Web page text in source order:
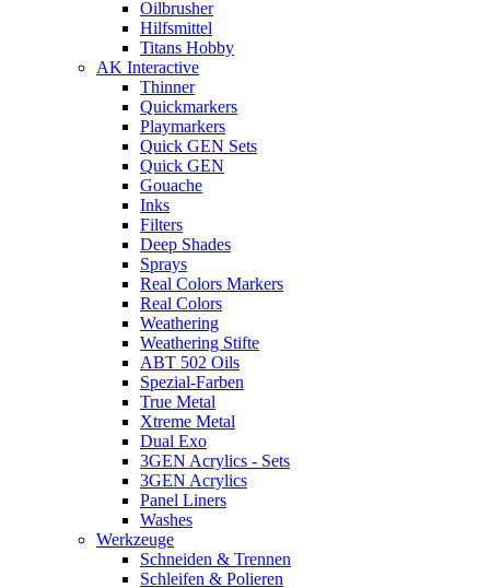
Oilbrusher
Hilfsmittel
Titans Hobby
AK Interactive
Thinner
Quickmarkers
Playmarkers
Quick GEN Sets
Quick GEN
Gouache
Inks
Filters
Deep Shades
Sprays
Real Colors Markers
Real Colors
Weathering
Weathering Stifte
ABT 502 Oils
Spezial-Farben
True Metal
Xtreme Metal
Dual Exo
3GEN Acrylics - Sets
3GEN Acrylics
Panel Liners
Washes
Werkzeuge
Schneiden & Trennen
Schleifen & Polieren